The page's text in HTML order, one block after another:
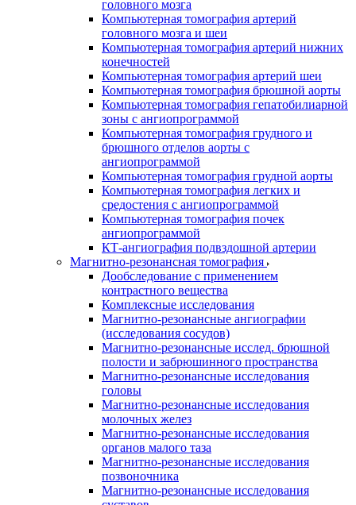
головного мозга
Компьютерная томография артерий
головного мозга и шеи
Компьютерная томография артерий нижних
конечностей
Компьютерная томография артерий шеи
Компьютерная томография брюшной аорты
Компьютерная томография гепатобилиарной
зоны с ангиопрограммой
Компьютерная томография грудного и
брюшного отделов аорты с
ангиопрограммой
Компьютерная томография грудной аорты
Компьютерная томография легких и
средостения с ангиопрограммой
Компьютерная томография почек
ангиопрограммой
КТ-ангиография подвздошной артерии
Магнитно-резонансная томография
Дообследование с применением
контрастного вещества
Комплексные исследования
Магнитно-резонансные ангиографии
(исследования сосудов)
Магнитно-резонансные исслед. брюшной
полости и забрюшинного пространства
Магнитно-резонансные исследования
головы
Магнитно-резонансные исследования
молочных желез
Магнитно-резонансные исследования
органов малого таза
Магнитно-резонансные исследования
позвоночника
Магнитно-резонансные исследования